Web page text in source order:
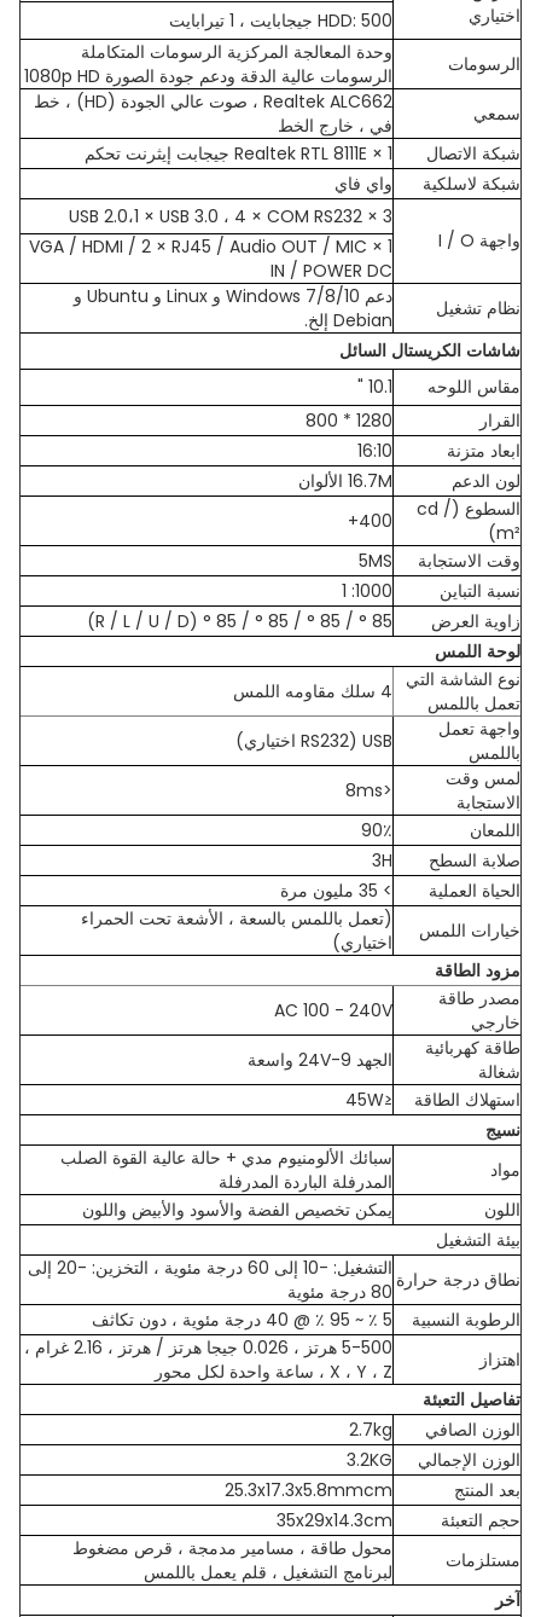
اختياري
HDD: 500 جيجابايت ، 1 تيرابايت
الرسومات
وحدة المعالجة المركزية الرسومات المتكاملة
الرسومات عالية الدقة ودعم جودة الصورة 1080p HD
سمعي
Realtek ALC662 ، صوت عالي الجودة (HD) ، خط
في ، خارج الخط
شبكة الاتصال
1 × Realtek RTL 8111E جيجابت إيثرنت تحكم
شبكة لاسلكية
واي فاي
واجهة I / O
3 × USB 2.0،1 × USB 3.0 ، 4 × COM RS232
1 × VGA / HDMI / 2 × RJ45 / Audio OUT / MIC
IN / POWER DC
نظام تشغيل
دعم Windows 7/8/10 و Linux و Ubuntu و
Debian إلخ.
شاشات الكريستال السائل
مقاس اللوحه
10.1 "
القرار
1280 * 800
ابعاد متزنة
16:10
لون الدعم
16.7M الألوان
السطوع (cd /
m²)
400+
وقت الاستجابة
5MS
نسبة التباين
1000: 1
زاوية العرض
85 ° / 85 ° / 85 ° / 85 ° (R / L / U / D)
لوحة اللمس
نوع الشاشة التي
تعمل باللمس
4 سلك مقاومه اللمس
واجهة تعمل
باللمس
USB (RS232 اختياري)
لمس وقت
الاستجابة
<8ms
اللمعان
90٪
صلابة السطح
3H
الحياة العملية
> 35 مليون مرة
خيارات اللمس
(تعمل باللمس بالسعة ، الأشعة تحت الحمراء
اختياري)
مزود الطاقة
مصدر طاقة
خارجي
AC 100 - 240V
طاقة كهربائية
شغالة
الجهد 9-24V واسعة
استهلاك الطاقة
≤45W
نسيج
مواد
سبائك الألومنيوم مدي + حالة عالية القوة الصلب
المدرفلة الباردة المدرفلة
اللون
يمكن تخصيص الفضة والأسود والأبيض واللون
بيئة التشغيل
نطاق درجة حرارة
التشغيل: -10 إلى 60 درجة مئوية ، التخزين: -20 إلى
80 درجة مئوية
الرطوبة النسبية
5 ٪ ~ 95 ٪ @ 40 درجة مئوية ، دون تكاثف
اهتزاز
5-500 هرتز ، 0.026 جيجا هرتز / هرتز ، 2.16 غرام ،
X ، Y ، Z ، ساعة واحدة لكل محور
تفاصيل التعبئة
الوزن الصافي
2.7kg
الوزن الإجمالي
3.2KG
بعد المنتج
25.3x17.3x5.8mmcm
حجم التعبئة
35x29x14.3cm
مستلزمات
محول طاقة ، مسامير مدمجة ، قرص مضغوط
لبرنامج التشغيل ، قلم يعمل باللمس
آخر